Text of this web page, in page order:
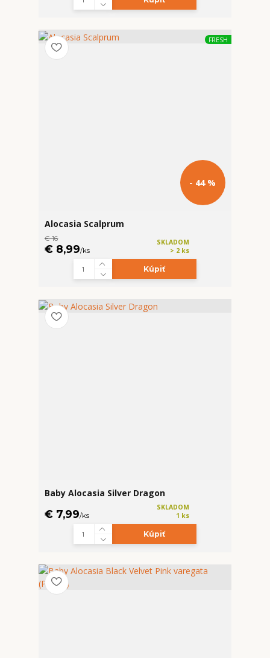
FRESH
- 44 %
Alocasia Scalprum
€ 16
€ 8,99/ks
SKLADOM
> 2 ks
Kúpiť
Baby Alocasia Silver Dragon
€ 7,99/ks
SKLADOM
1 ks
Kúpiť